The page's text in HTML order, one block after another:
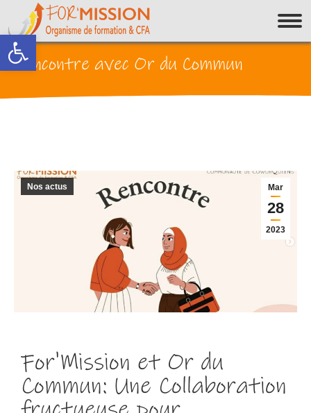
Ouvrir la barre d’outils
Rencontre avec Or du Commun
Mar
28
2023
Nos actus
For'Mission et Or du
Commun: Une Collaboration